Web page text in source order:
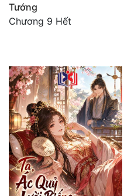
Tướng
Chương 9 Hết